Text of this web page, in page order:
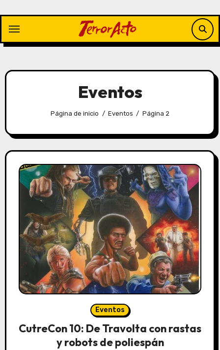
contenido
Eventos
Página de inicio Eventos Página 2
Eventos
CutreCon 10: De Travolta con rastas
y robots de poliespán